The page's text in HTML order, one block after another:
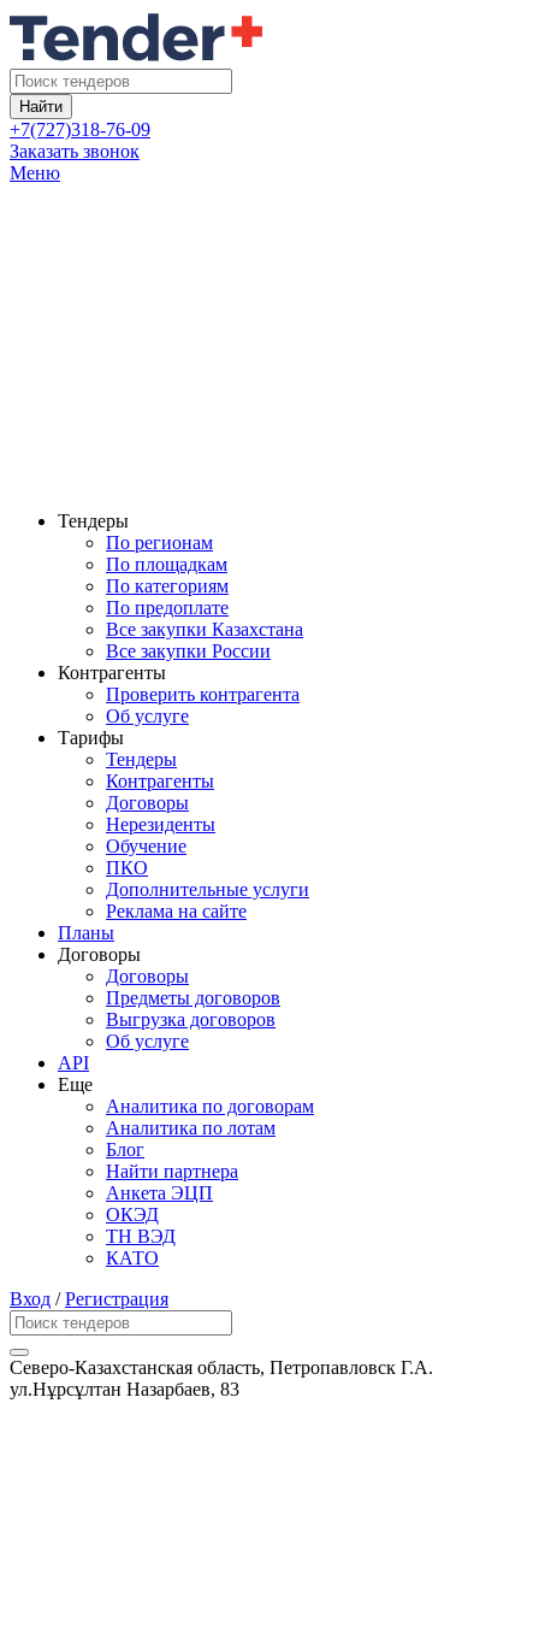
Найти
+7(727)318-76-09
Заказать звонок
Меню
Тендеры
По регионам
По площадкам
По категориям
По предоплате
Все закупки Казахстана
Все закупки России
Контрагенты
Проверить контрагента
Об услуге
Тарифы
Тендеры
Контрагенты
Договоры
Нерезиденты
Обучение
ПКО
Дополнительные услуги
Реклама на сайте
Планы
Договоры
Договоры
Предметы договоров
Выгрузка договоров
Об услуге
API
Еще
Аналитика по договорам
Аналитика по лотам
Блог
Найти партнера
Анкета ЭЦП
ОКЭД
ТН ВЭД
КАТО
Вход /Регистрация
Северо-Казахстанская область, Петропавловск Г.А.
ул.Нұрсұлтан Назарбаев, 83